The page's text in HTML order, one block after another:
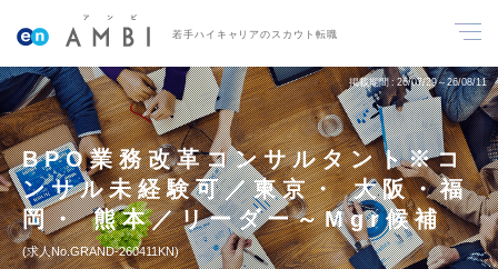
若手ハイキャリアのスカウト転職
掲載期間 26/07/29～26/08/11
BPO業務改革コンサルタント※コ
ンサル未経験可／東京・ 大阪・福
岡・ 熊本／リーダー～Mgr候補
求人No.GRAND-260411KN